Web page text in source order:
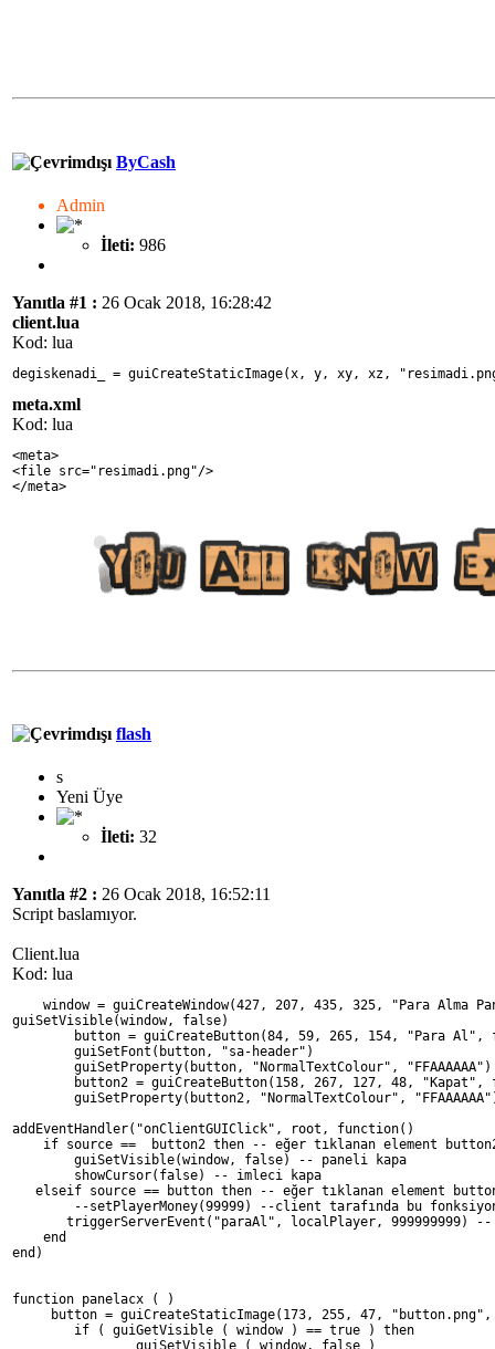
ByCash
Admin
İleti: 986
Yanıtla #1 : 26 Ocak 2018, 16:28:42
client.lua
Kod: lua
degiskenadi_ = guiCreateStaticImage(x, y, xy, xz,
meta.xml
Kod: lua
<meta>
<file src="resimadi.png"/>
</meta>
flash
s
Yeni Üye
İleti: 32
Yanıtla #2 : 26 Ocak 2018, 16:52:11
Script baslamıyor.
Client.lua
Kod: lua
window = guiCreateWindow(427, 207, 435, 325, "Para Alma
guiSetVisible(window, false)
button = guiCreateButton(84, 59, 265, 154, "Para Al",
guiSetFont(button, "sa-header")
guiSetProperty(button, "NormalTextColour", "FFAAAAAA")
button2 = guiCreateButton(158, 267, 127, 48, "Kapat",
guiSetProperty(button2, "NormalTextColour",
addEventHandler("onClientGUIClick", root, function()
if source ==  button2 then -- eğer tıklanan element
guiSetVisible(window, false) -- paneli kapa
showCursor(false) -- imleci kapa
elseif source == button then -- eğer tıklanan element
--setPlayerMoney(99999) --client tarafında bu fonksiyonu
triggerServerEvent("paraAl", localPlayer, 999999999) --
end
end)
function panelacx ( )
button = guiCreateStaticImage(173, 255, 47,
if ( guiGetVisible ( window ) == true )